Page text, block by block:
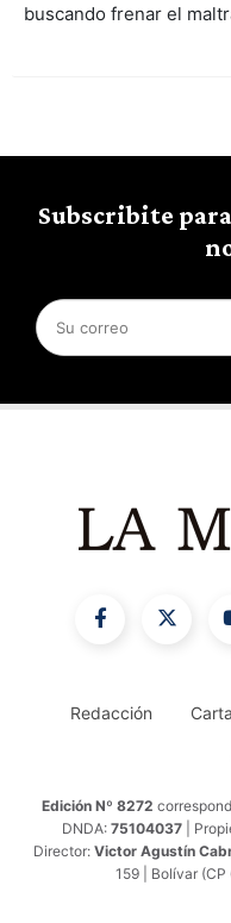
buscando frenar el
Subscribite
Redacción
Edición Nº 8272
DNDA: 75104037 |
Director: Victor Agustín
159 | Bolívar